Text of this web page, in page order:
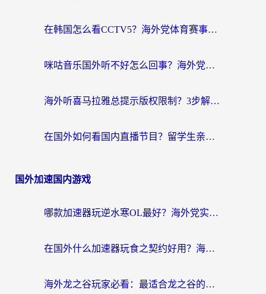
在韩国怎么看CCTV5？海外党体育赛事+中文解说观看终极指南
咪咕音乐国外听不好怎么回事？海外党听歌自由的终极解决方案来了
海外听喜马拉雅总提示版权限制？3步解决+2个音乐平台问题全攻略
在国外如何看国内直播节目？留学生亲测有效的追剧加速指南
国外加速国内游戏
哪款加速器玩逆水寒OL最好？海外党实测后的终极选择指南
在国外什么加速器玩食之契约好用？海外党亲测有效的国服游戏加速指南
海外龙之谷玩家必看：最适合龙之谷的加速器，解决延迟卡顿还能畅玩幻书启示录和梦幻西游？